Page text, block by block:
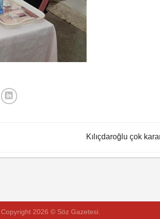
Kılıçdaroğlu çok
Copyright 2026 © Söz Gazetesi.